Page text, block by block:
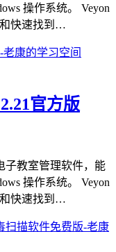
操作系统。 Veyon
快速找到…
官方版
子教室管理软件，能
操作系统。 Veyon
快速找到…